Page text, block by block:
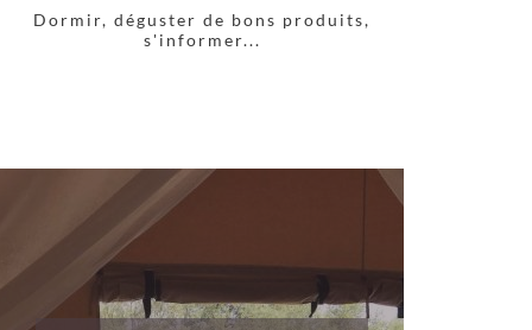
Dormir, déguster de bons produits,
s'informer...